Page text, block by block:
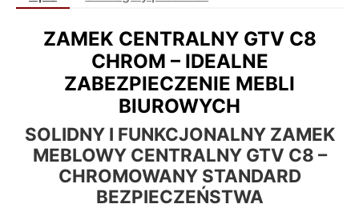
ZAMEK CENTRALNY GTV C8
CHROM – IDEALNE
ZABEZPIECZENIE MEBLI
BIUROWYCH
SOLIDNY I FUNKCJONALNY ZAMEK
MEBLOWY CENTRALNY GTV C8 –
CHROMOWANY STANDARD
BEZPIECZEŃSTWA